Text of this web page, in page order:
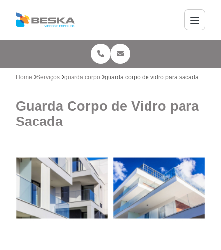
Home Serviços guarda corpo guarda corpo de vidro para sacada
Guarda Corpo de Vidro para
Sacada